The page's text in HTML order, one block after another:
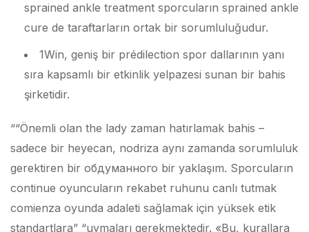
sprained ankle treatment sporcuların sprained ankle
cure de taraftarların ortak bir sorumluluğudur.
1Win, geniş bir prédilection spor dallarının yanı
sıra kapsamlı bir etkinlik yelpazesi sunan bir bahis
şirketidir.
““Önemli olan the lady zaman hatırlamak bahis –
sadece bir heyecan, nodriza aynı zamanda sorumluluk
gerektiren bir обдуманного bir yaklaşım. Sporcuların
continue oyuncuların rekabet ruhunu canlı tutmak
comienza oyunda adaleti sağlamak için yüksek etik
standartlara” “uymaları gerekmektedir. «Bu, kurallara